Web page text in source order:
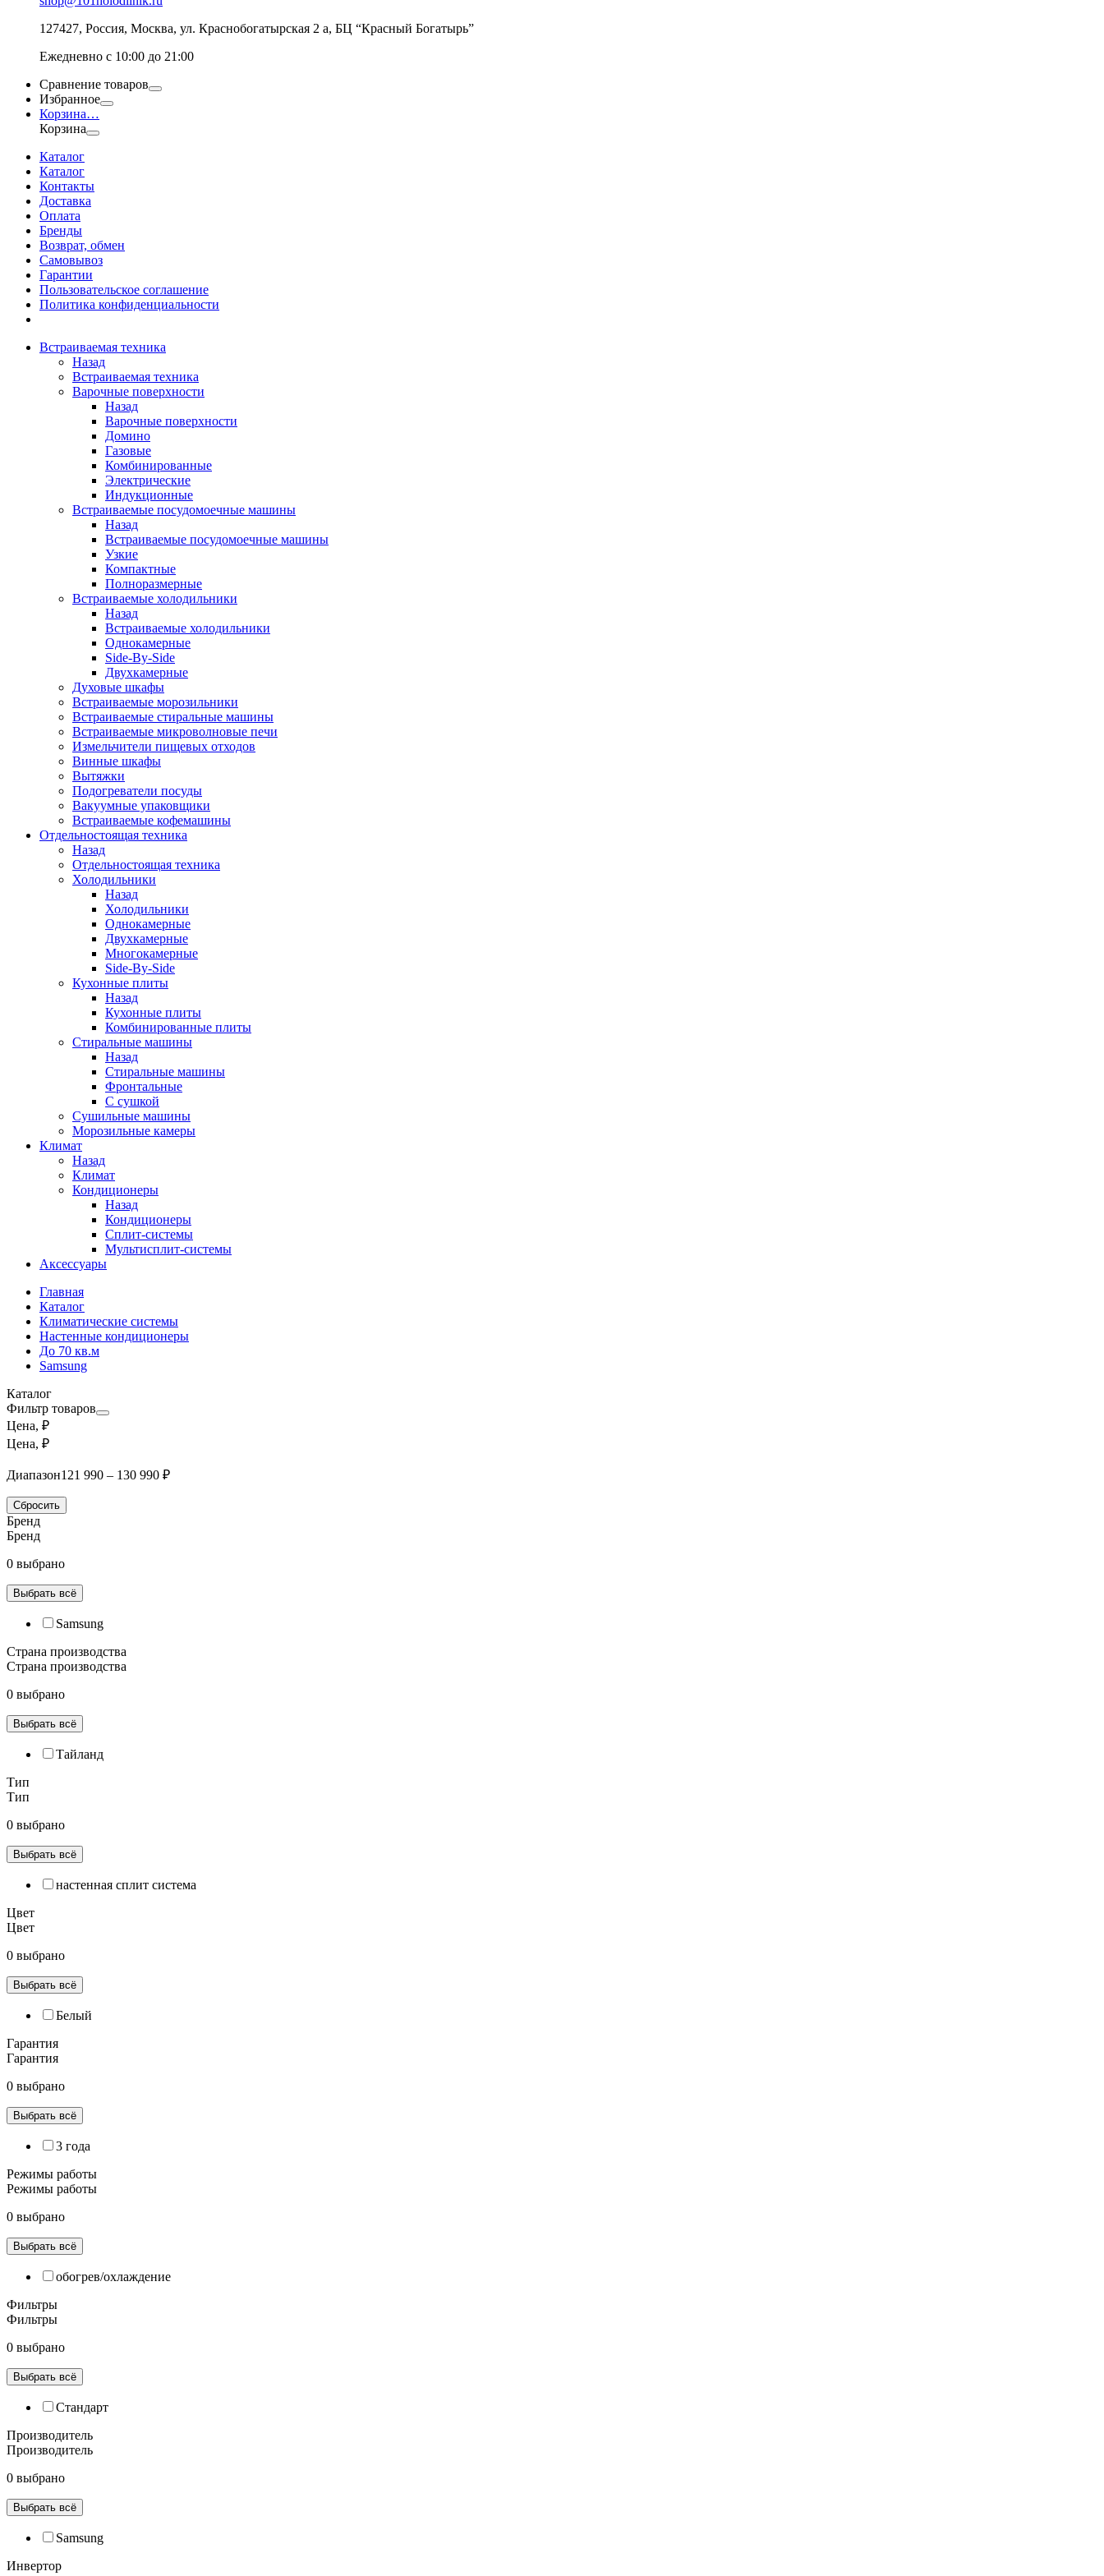
127427, Россия, Москва, ул. Краснобогатырская 2 а, БЦ “Красный Богатырь”
Ежедневно с 10:00 до 21:00
Сравнение товаров
Избранное
Корзина…
Корзина
Каталог
Каталог
Контакты
Доставка
Оплата
Бренды
Возврат, обмен
Самовывоз
Гарантии
Пользовательское соглашение
Политика конфиденциальности
Встраиваемая техника
Назад
Встраиваемая техника
Варочные поверхности
Назад
Варочные поверхности
Домино
Газовые
Комбинированные
Электрические
Индукционные
Встраиваемые посудомоечные машины
Назад
Встраиваемые посудомоечные машины
Узкие
Компактные
Полноразмерные
Встраиваемые холодильники
Назад
Встраиваемые холодильники
Однокамерные
Side-By-Side
Двухкамерные
Духовые шкафы
Встраиваемые морозильники
Встраиваемые стиральные машины
Встраиваемые микроволновые печи
Измельчители пищевых отходов
Винные шкафы
Вытяжки
Подогреватели посуды
Вакуумные упаковщики
Встраиваемые кофемашины
Отдельностоящая техника
Назад
Отдельностоящая техника
Холодильники
Назад
Холодильники
Однокамерные
Двухкамерные
Многокамерные
Side-By-Side
Кухонные плиты
Назад
Кухонные плиты
Комбинированные плиты
Стиральные машины
Назад
Стиральные машины
Фронтальные
С сушкой
Сушильные машины
Морозильные камеры
Климат
Назад
Климат
Кондиционеры
Назад
Кондиционеры
Сплит-системы
Мультисплит-системы
Аксессуары
Главная
Каталог
Климатические системы
Настенные кондиционеры
До 70 кв.м
Samsung
Каталог
Фильтр товаров
Цена, ₽
Цена, ₽
Диапазон121 990 – 130 990 ₽
Сбросить
Бренд
Бренд
0 выбрано
Выбрать всё
Samsung
Страна производства
Страна производства
0 выбрано
Выбрать всё
Тайланд
Тип
Тип
0 выбрано
Выбрать всё
настенная сплит система
Цвет
Цвет
0 выбрано
Выбрать всё
Белый
Гарантия
Гарантия
0 выбрано
Выбрать всё
3 года
Режимы работы
Режимы работы
0 выбрано
Выбрать всё
обогрев/охлаждение
Фильтры
Фильтры
0 выбрано
Выбрать всё
Cтандарт
Производитель
Производитель
0 выбрано
Выбрать всё
Samsung
Инвертор